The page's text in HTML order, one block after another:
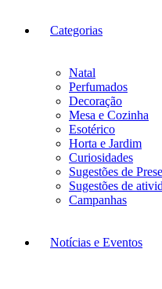
Categorias
Natal
Perfumados
Decoração
Mesa e Cozinha
Esotérico
Horta e Jardim
Curiosidades
Sugestões de
Sugestões de
Campanhas
Notícias e Eventos